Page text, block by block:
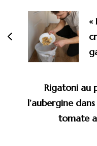
d'article
«
Rigatoni au
l’aubergine
tomate